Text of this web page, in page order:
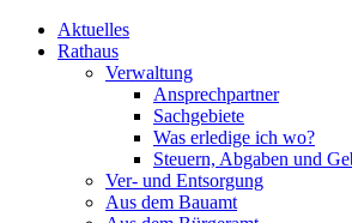
Aktuelles
Rathaus
Verwaltung
Ansprechpartner
Sachgebiete
Was erledige ich wo?
Steuern, Abgaben und
Ver- und Entsorgung
Aus dem Bauamt